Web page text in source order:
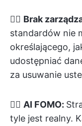
👉🏽 Brak
standardów nie
określającego,
udostępniać
za usuwanie
👉🏽 AI FOMO:
tyle jest realny.